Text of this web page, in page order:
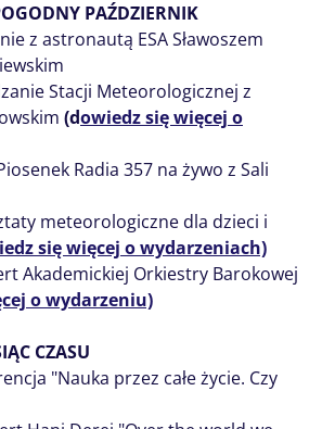
PAŹDZIERNIK
z astronautą ESA Sławoszem
Stacji Meteorologicznej z
(dowiedz się więcej o
Radia 357 na żywo z Sali
meteorologiczne dla dzieci i
się więcej o wydarzeniach)
Akademickiej Orkiestry Barokowej
o wydarzeniu)
CZASU
"Nauka przez całe życie. Czy